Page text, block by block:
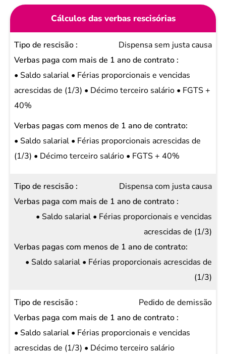
Cálculos das verbas rescisórias
Tipo de
rescisão
Verbas
paga
mais de
1 ano
de
Verbas
pagas
com
ano de
Dispensa sem justa causa
• Saldo salarial • Férias proporcionais e vencidas
acrescidas de (1/3) • Décimo terceiro salário • FGTS +
40%
• Saldo salarial • Férias proporcionais acrescidas de
(1/3) • Décimo terceiro salário • FGTS + 40%
Dispensa com justa causa
• Saldo salarial • Férias proporcionais e vencidas
acrescidas de (1/3)
• Saldo salarial • Férias proporcionais acrescidas de
(1/3)
Pedido de demissão
• Saldo salarial • Férias proporcionais e vencidas
acrescidas de (1/3) • Décimo terceiro salário